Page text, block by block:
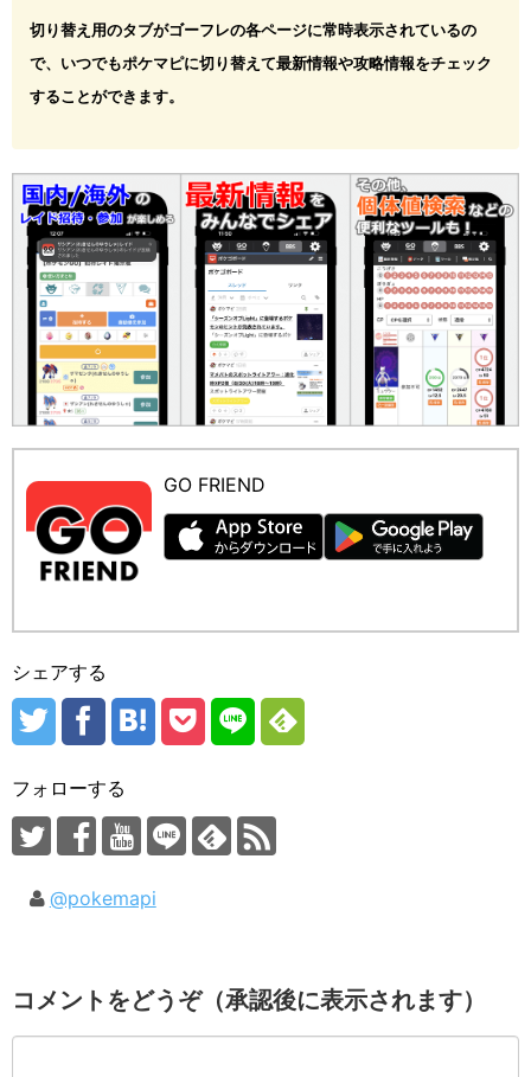
切り替え用のタブがゴーフレの各ページに常時表示されているの
で、いつでもポケマピに切り替えて最新情報や攻略情報をチェック
することができます。
GO FRIEND
シェアする
フォローする
@pokemapi
コメントをどうぞ（承認後に表示されます）